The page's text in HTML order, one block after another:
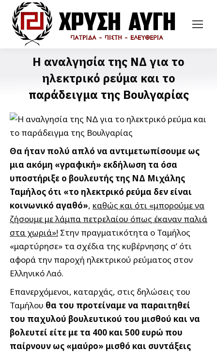
Η αναλγησία της ΝΔ για το
ηλεκτρικό ρεύμα και το
παράδειγμα της Βουλγαρίας
Θα ήταν πολύ απλό να αντιμετωπίσουμε ως
μια ακόμη «γραφική» εκδήλωση τα όσα
υποστήριξε ο βουλευτής της ΝΔ Μιχάλης
Ταμήλος ότι «το ηλεκτρικό ρεύμα δεν είναι
κοινωνικό αγαθό», καθώς και ότι «μπορούμε να
ζήσουμε με λάμπα πετρελαίου όπως έκαναν παλιά
στα χωριά»! Στην πραγματικότητα ο Ταμήλος
«μαρτύρησε» τα σχέδια της κυβέρνησης σ’ ότι
αφορά την παροχή ηλεκτρικού ρεύματος στον
Ελληνικό Λαό.
Επανερχόμενοι, καταρχάς, στις δηλώσεις του
Ταμήλου θα του προτείναμε να παραιτηθεί
του παχυλού βουλευτικού του μισθού και να
βολευτεί είτε με τα 400 και 500 ευρώ που
παίρνουν ως «μαύρο» μισθό και συντάξεις